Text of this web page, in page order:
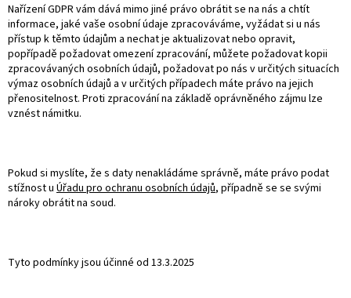
Nařízení GDPR vám dává mimo jiné právo obrátit se na nás a chtít
informace, jaké vaše osobní údaje zpracováváme, vyžádat si u nás
přístup k těmto údajům a nechat je aktualizovat nebo opravit,
popřípadě požadovat omezení zpracování, můžete požadovat kopii
zpracovávaných osobních údajů, požadovat po nás v určitých situacích
výmaz osobních údajů a v určitých případech máte právo na jejich
přenositelnost. Proti zpracování na základě oprávněného zájmu lze
vznést námitku.
Pokud si myslíte, že s daty nenakládáme správně, máte právo podat
stížnost u Úřadu pro ochranu osobních údajů, případně se se svými
nároky obrátit na soud.
Tyto podmínky jsou účinné od 13.3.2025